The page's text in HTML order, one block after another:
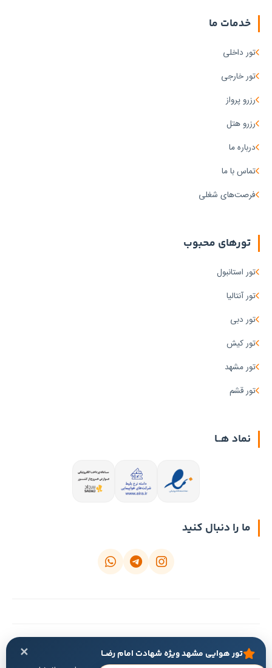
تور هوایی مشهد ویژه شهادت امام رضــا ✕
خدمات ما
تور داخلی
تور خارجی
رزرو پرواز
رزرو هتل
درباره ما
تماس با ما
فرصت‌های شغلی
تورهای محبوب
تور استانبول
تور آنتالیا
تور دبی
تور کیش
تور مشهد
تور قشم
نماد هــا
ما را دنبال کنید
کلیه حقوق مادی و معنوی این وب‌سایت محفوظ است.